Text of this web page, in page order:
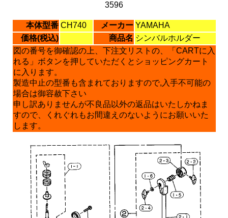
3596
本体型番 CH740 メーカー YAMAHA
価格(税込)
商品名 シンバルホルダー
図の番号を御確認の上、下注文リストの、「CARTに入
れる」ボタンを押していただくとショッピングカート
に入ります。
製造中止の型番も含まれておりますので,入手不可能の
場合は御容赦下さい
申し訳ありませんが不良品以外の返品はいたしかねま
すので、くれぐれもお間違えのないようにお願いいた
します。